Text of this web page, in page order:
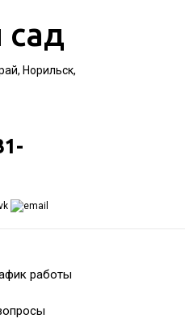
сад
Норильск,
работы